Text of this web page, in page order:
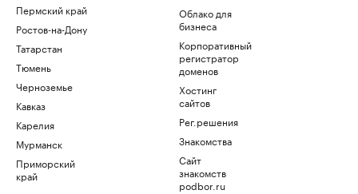
Пермский край
Ростов-на-Дону
Татарстан
Тюмень
Черноземье
Кавказ
Карелия
Мурманск
Приморский
край
Облако для
бизнеса
Корпоративный
регистратор
доменов
Хостинг
сайтов
Рег.решения
Знакомства
Сайт
знакомств
podbor.ru